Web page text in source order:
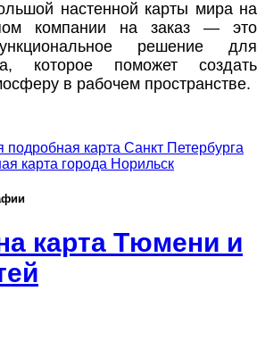
настенной карты мира на
компании на заказ — это
решение для
которое поможет создать
в рабочем пространстве.
подробная карта Санкт Петербурга
карта города Норильск
карта Тюмени и